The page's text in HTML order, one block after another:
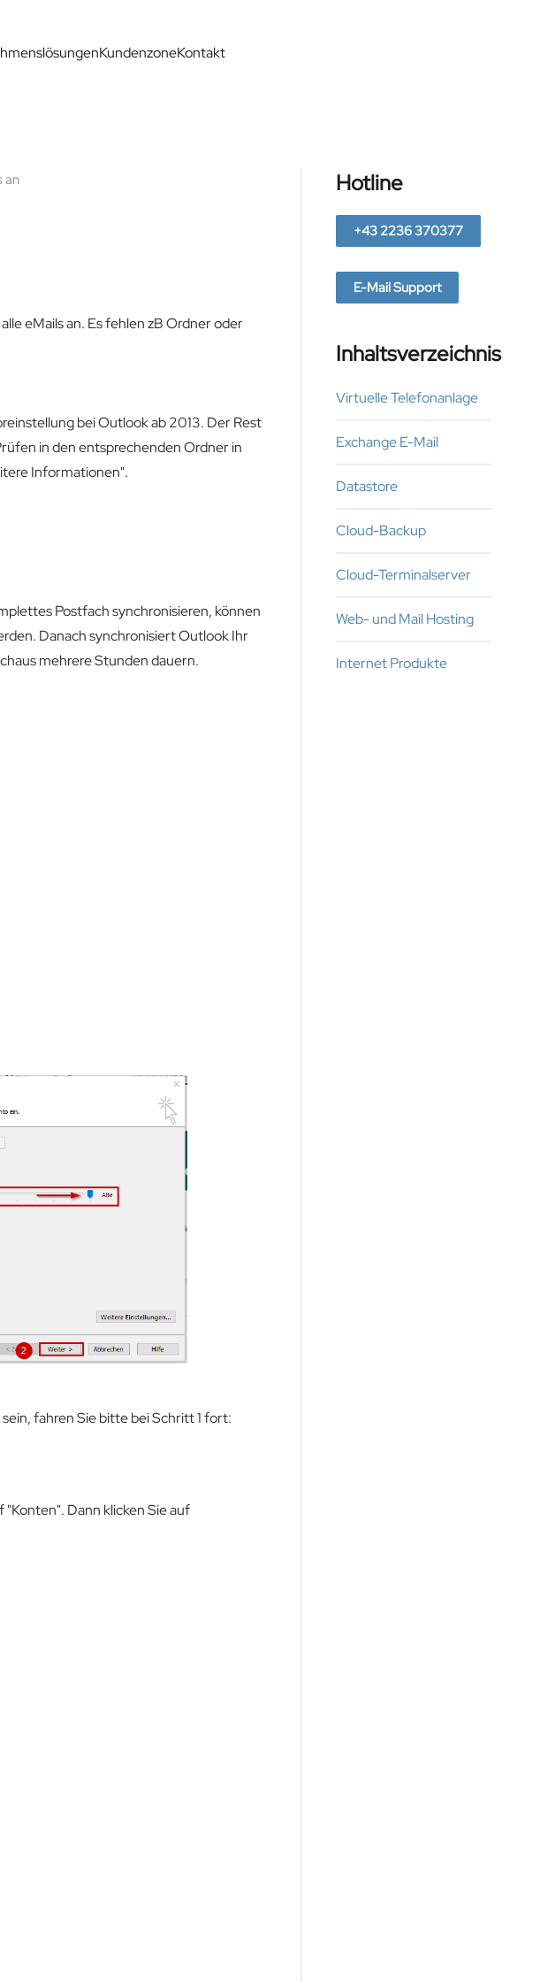
KundenzoneKontakt
an
eMails an. Es fehlen zB Ordner oder
bei Outlook ab 2013. Der Rest
in den entsprechenden Ordner in
Informationen".
Postfach synchronisieren, können
Danach synchronisiert Outlook Ihr
mehrere Stunden dauern.
fahren Sie bitte bei Schritt 1 fort:
Dann klicken Sie auf
Hotline
+43 2236 370377
E-Mail Support
Inhaltsverzeichnis
Virtuelle Telefonanlage
Exchange E-Mail
Datastore
Cloud-Backup
Cloud-Terminalserver
Web- und Mail Hosting
Internet Produkte